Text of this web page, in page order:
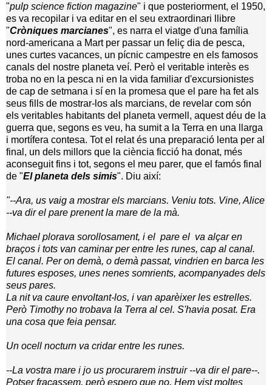
"pulp science fiction magazine" i que posteriorment, el 1950,
es va recopilar i va editar en el seu extraordinari llibre
"Cròniques marcianes", es narra el viatge d'una família
nord-americana a Mart per passar un feliç dia de pesca,
unes curtes vacances, un pícnic campestre en els famosos
canals del nostre planeta veí. Però el veritable interès es
troba no en la pesca ni en la vida familiar d'excursionistes
de cap de setmana i sí en la promesa que el pare ha fet als
seus fills de mostrar-los als marcians, de revelar com són
els veritables habitants del planeta vermell, aquest déu de la
guerra que, segons es veu, ha sumit a la Terra en una llarga
i mortífera contesa. Tot el relat és una preparació lenta per al
final, un dels millors que la ciència ficció ha donat, més
aconseguit fins i tot, segons el meu parer, que el famós final
de "El planeta dels simis". Diu així:
"--Ara, us vaig a mostrar els marcians. Veniu tots. Vine, Alice
--va dir el pare prenent la mare de la mà.
Michael plorava sorollosament, i el pare el va alçar en
braços i tots van caminar per entre les runes, cap al canal.
El canal. Per on demà, o demà passat, vindrien en barca les
futures esposes, unes nenes somrients, acompanyades dels
seus pares.
La nit va caure envoltant-los, i van aparèixer les estrelles.
Però Timothy no trobava la Terra al cel. S'havia posat. Era
una cosa que feia pensar.
Un ocell nocturn va cridar entre les runes.
--La vostra mare i jo us procurarem instruir --va dir el pare--.
Potser fracassem, però espero que no. Hem vist moltes